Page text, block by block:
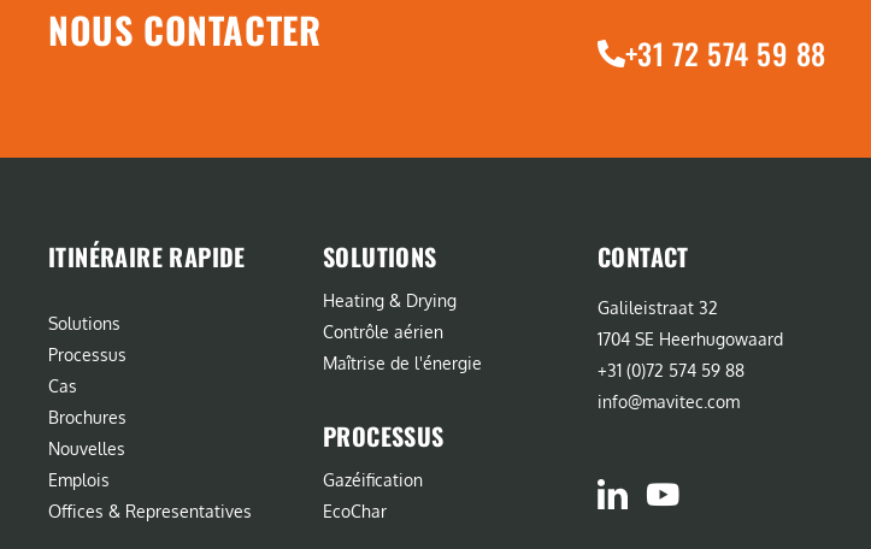
NOUS CONTACTER
+31 72 574 59 88
ITINÉRAIRE RAPIDE
Solutions
Processus
Cas
Brochures
Nouvelles
Emplois
Offices & Representatives
SOLUTIONS
Heating & Drying
Contrôle aérien
Maîtrise de l'énergie
PROCESSUS
Gazéification
EcoChar
CONTACT
Galileistraat 32
1704 SE Heerhugowaard
+31 (0)72 574 59 88
info@mavitec.com